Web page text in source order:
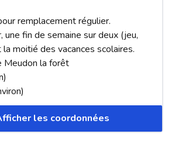
remplacement régulier.
une fin de semaine sur deux (jeu,
moitié des vacances scolaires.
Meudon la forêt
les coordonnées